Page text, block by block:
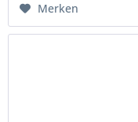
Merken